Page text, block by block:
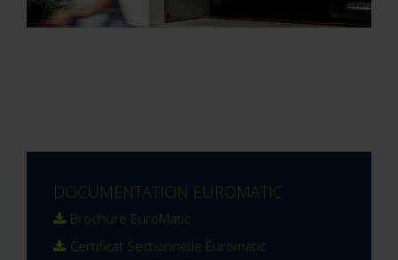
DOCUMENTATION EUROMATIC
Brochure EuroMatic
Certificat Sectionnelle Euromatic